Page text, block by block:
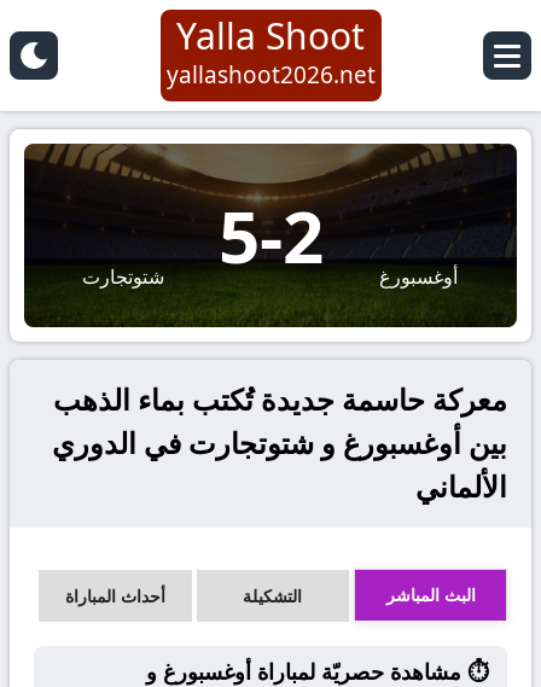
Yalla Shoot
yallashoot2026.net
أوغسبورغ 2
-
5 شتوتجارت
معركة حاسمة جديدة تُكتب بماء الذهب
بين أوغسبورغ و شتوتجارت في الدوري
الألماني
البث المباشر التشكيلة أحداث المباراة
⏱️ مشاهدة حصريّة لمباراة أوغسبورغ و